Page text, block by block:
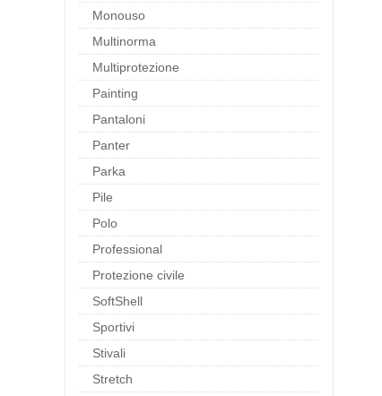
Monouso
Multinorma
Multiprotezione
Painting
Pantaloni
Panter
Parka
Pile
Polo
Professional
Protezione civile
SoftShell
Sportivi
Stivali
Stretch